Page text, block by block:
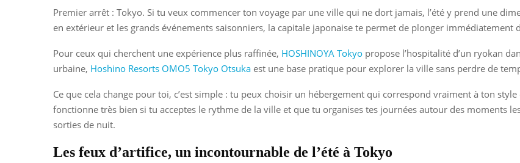
Premier arrêt : Tokyo. Si tu veux commencer ton voyage par une ville qui ne dort jamais, l’été y prend une
en extérieur et les grands événements saisonniers, la capitale japonaise te permet de plonger immédiatement
Pour ceux qui cherchent une expérience plus raffinée, HOSHINOYA Tokyo propose l’hospitalité d’un ryokan
urbaine, Hoshino Resorts OMO5 Tokyo Otsuka est une base pratique pour explorer la ville sans perdre de
Ce que cela change pour toi, c’est simple : tu peux choisir un hébergement qui correspond vraiment à ton
fonctionne très bien si tu acceptes le rythme de la ville et que tu organises tes journées autour des moments
sorties de nuit.
Les feux d’artifice, un incontournable de l’été à Tokyo